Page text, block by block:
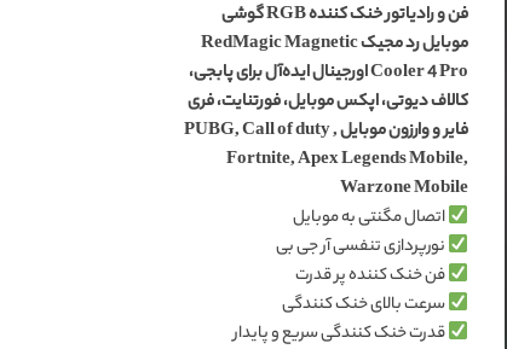
5.00
از 5
در
امتیازدهی
مشتری
فن و رادیاتور خنک کننده RGB گوشی
موبایل رد مجیک RedMagic Magnetic
Cooler 4 Pro اورجینال ایده‌‌آل
برای پابجی،
کالاف دیوتی، اپکس موبایل، فورتنایت، فری
فایر و وارزون موبایل PUBG, Call of duty ,
Fortnite, Apex Legends Mobile,
Warzone Mobile
اتصال مگنتی به موبایل
نورپردازی تنفسی آر جی بی
فن خنک کننده پر قدرت
سرعت بالای خنک کنندگی
قدرت خنک کنندگی سریع و پایدار